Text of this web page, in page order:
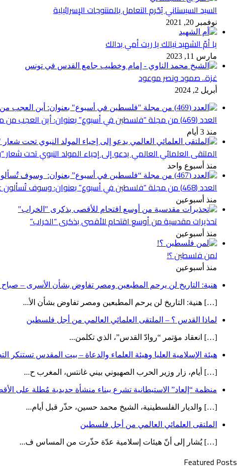
السيد السيستاني يُحّرم التعامل بالمنتوجات الإسرائيلية
نوفمبر 20, 2021
يا أمّ الشهيد نيالك يا ريت أمي بدالك
مارس 11, 2023
غزة.. صمود ونصر موعود
أبريل 2, 2024
العدد (469) من مجلة “فلسطين في أسبوع” بعنوان: أين العجب من مما يجري في فلسطين
منذ 3 أيام
الملتقى العلمائي العالمي يدعو إلى إحياء المولد النبوي تحت شعار
منذ أسبوع واحد
العدد (468) من مجلة “فلسطين في أسبوع” بعنوان: وسوف تُسألون عن الأقصى
منذ أسبوعين
تحذيرات مقدسية من أوسع اقتحام للأقصى بذكرى “الخراب”
منذ أسبوعين
لمن فلسطين ؟!
منذ أسبوعين
هنية: التاريخ لن يرحم المطبعين ومصر تفاوض بشأن الأسرى – صباح
[…] هنية: التاريخ لن يرحم المطبعين ومصر تفاوض بشأن الأ...
لماذا القدس ؟ – الملتقى العلمائي العالمي من أجل فلسطين
[…] انعقاد مؤتمر “روادّ القدس”، الذي تكلمن...
هيئة الإسلامية العليا وهيئة العلماء والدعاة – بيت المقدس
[…] أيام، زار وزير الحرب الصهيوني بيني غانتس، المغرب ح...
منظمة “إلعاد” الاستيطانية تشرع ببناء منشأة حديدية مُطلة على
[…] والديار الفلسطينية، الشيخ محمد حسين، حذّر قبل أيام...
الملتقى العلمائي العالمي من أجل فلسطين
[…] يُشار إلى أنّ هيئات إسلامية عدّة حذّرت من المساس ف...
Featured Posts